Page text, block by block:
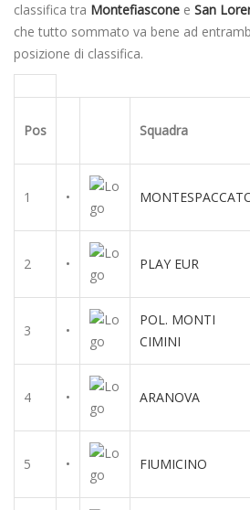
classifica tra Montefiascone e San
che tutto sommato va bene ad
posizione di classifica.
Pos Squadra
1 •
2 • PLAY EUR
3 •
POL. MONTI
CIMINI
4 • ARANOVA
5 • FIUMICINO